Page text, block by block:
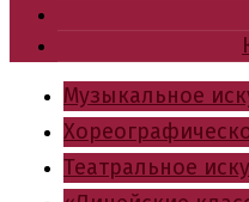
Музыкальное
Театральное